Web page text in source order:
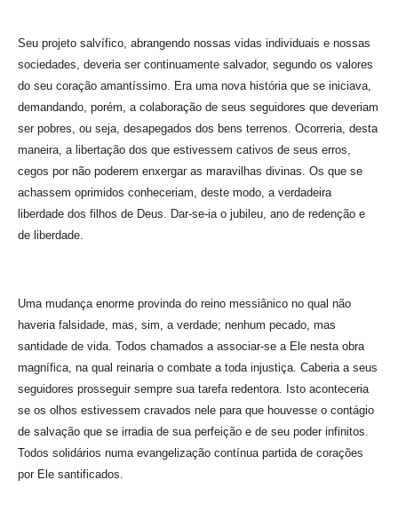
Seu projeto salvífico, abrangendo nossas vidas individuais e nossas
sociedades, deveria ser continuamente salvador, segundo os valores
do seu coração amantíssimo. Era uma nova história que se iniciava,
demandando, porém, a colaboração de seus seguidores que deveriam
ser pobres, ou seja, desapegados dos bens terrenos. Ocorreria, desta
maneira, a libertação dos que estivessem cativos de seus erros,
cegos por não poderem enxergar as maravilhas divinas. Os que se
achassem oprimidos conheceriam, deste modo, a verdadeira
liberdade dos filhos de Deus. Dar-se-ia o jubileu, ano de redenção e
de liberdade.
Uma mudança enorme provinda do reino messiânico no qual não
haveria falsidade, mas, sim, a verdade; nenhum pecado, mas
santidade de vida. Todos chamados a associar-se a Ele nesta obra
magnífica, na qual reinaria o combate a toda injustiça. Caberia a seus
seguidores prosseguir sempre sua tarefa redentora. Isto aconteceria
se os olhos estivessem cravados nele para que houvesse o contágio
de salvação que se irradia de sua perfeição e de seu poder infinitos.
Todos solidários numa evangelização contínua partida de corações
por Ele santificados.